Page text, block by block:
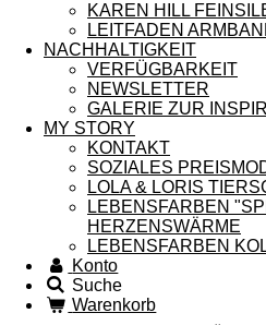
KAREN HILL
LEITFADEN
NACHHALTIGKEIT
VERFÜGBARKEIT
NEWSLETTER
GALERIE ZUR
MY STORY
KONTAKT
SOZIALES
LOLA & LORIS
LEBENSFARBEN
HERZENSWÄRME
LEBENSFARBEN
Konto
Suche
Warenkorb